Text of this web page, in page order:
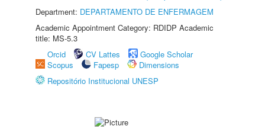
Department: DEPARTAMENTO DE ENFERMAGEM
Academic Appointment Category: RDIDP Academic
title: MS-5.3
Orcid
CV Lattes
Google Scholar
Scopus
Fapesp
Dimensions
Repositório Institucional UNESP